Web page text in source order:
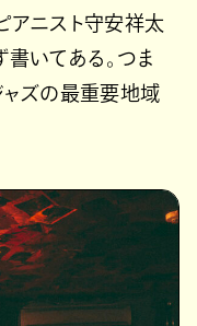
アニスト守安祥太
いてある。つま
ャズの最重要地域